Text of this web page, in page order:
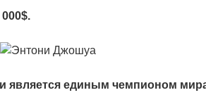
является единым чемпионом